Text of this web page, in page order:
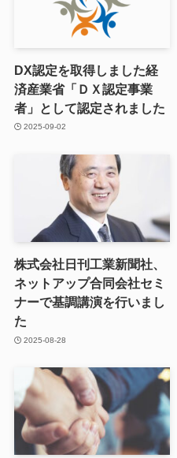
DX認定を取得しました経
済産業省「ＤＸ認定事業
者」として認定されました
2025-09-02
株式会社日刊工業新聞社、
ネットアップ合同会社セミ
ナーで基調講演を行いまし
た
2025-08-28